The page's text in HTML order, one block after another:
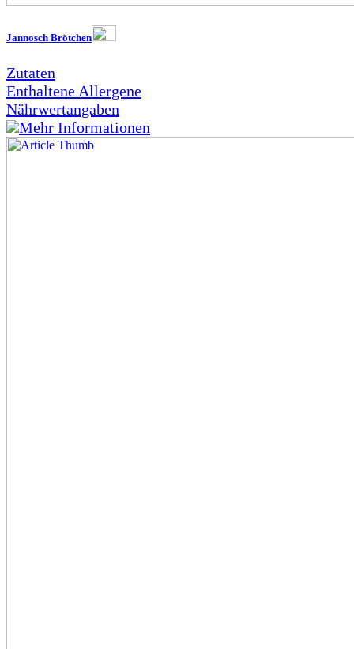
Jannosch Brötchen
Zutaten
Enthaltene Allergene
Nährwertangaben
Mehr Informationen